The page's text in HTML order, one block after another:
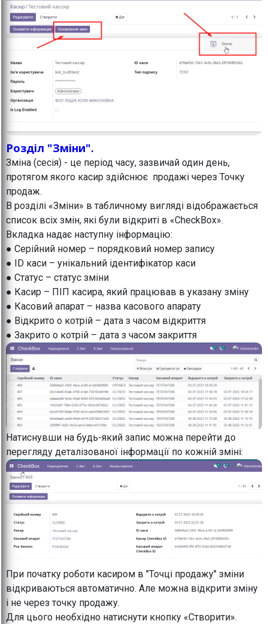
Розділ "Зміни".
Зміна (сесія) - це період часу, зазвичай один день,
протягом якого касир здійснює продажі через Точку
продаж.
В розділі «Зміни» в табличному вигляді відображається
список всіх змін, які були відкриті в «CheckBox».
Вкладка надає наступну інформацію:
● Серійний номер – порядковий номер запису
● ID каси – унікальний ідентифікатор каси
● Статус – статус зміни
● Касир – ПІП касира, який працював в указану зміну
● Касовий апарат – назва касового апарату
● Відкрито о котрій – дата з часом відкриття
● Закрито о котрій – дата з часом закриття
Натиснувши на будь-який запис можна перейти до
перегляду деталізованої інформації по кожній зміні:
При початку роботи касиром в "Точці продажу" зміни
відкриваються автоматично. Але можна відкрити зміну
і не через точку продажу.
Для цього необхідно натиснути кнопку «Створити».